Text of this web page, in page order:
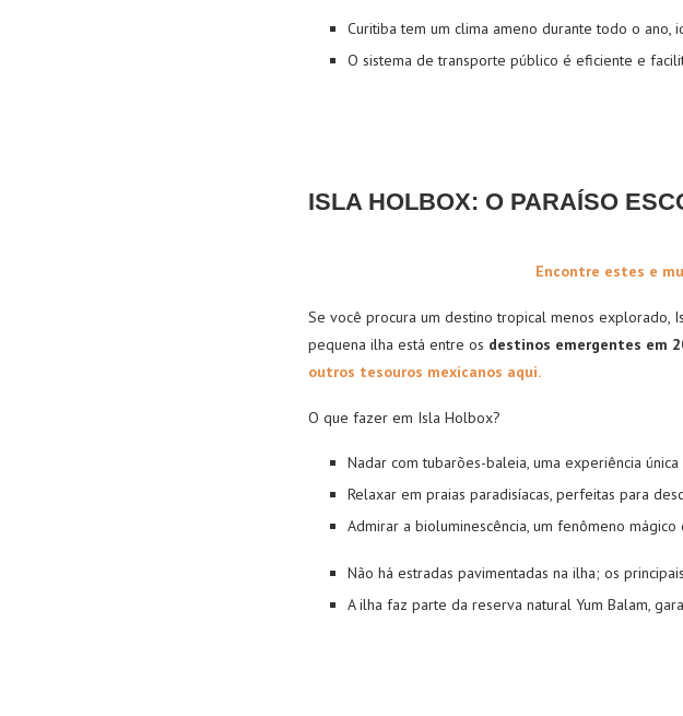
Curitiba tem um clima ameno durante todo o ano,
O sistema de transporte público é eficiente e
ISLA HOLBOX: O PARAÍSO
Encontre estes e
Se você procura um destino tropical menos explorado,
pequena ilha está entre os destinos emergentes em
outros tesouros mexicanos aqui.
O que fazer em Isla Holbox?
Nadar com tubarões-baleia, uma experiência
Relaxar em praias paradisíacas, perfeitas para
Admirar a bioluminescência, um fenômeno mágico
Não há estradas pavimentadas na ilha; os
A ilha faz parte da reserva natural Yum Balam,